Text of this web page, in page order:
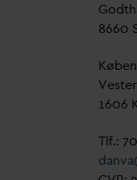
8660
1606
Tlf.:
danv